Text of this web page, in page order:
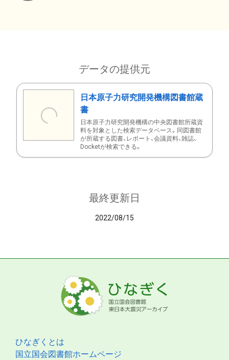
データの提供元
日本原子力研究開発機構図書館蔵
書
日本原子力研究開発機構の中央図書館所蔵資
料を対象とした検索データベース。同図書館
が所蔵する図書、レポート、会議資料、雑誌、
Docketが検索できる。
最終更新日
2022/08/15
ひなぎくとは
国立国会図書館ホームページ